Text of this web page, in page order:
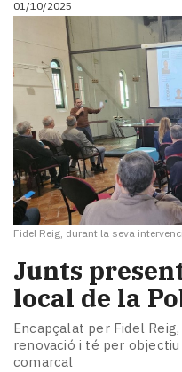
i
turisme
Cultura
Esports
Mai
tant!
TV
i
mitjans
El
temps
Reportatges
Entrevistes
Enquestes
A
escena!
Dis
la
01/10/2025
Fidel Reig, durant la seva
Junts
local de la
Encapçalat per Fidel
renovació i té per
comarcal